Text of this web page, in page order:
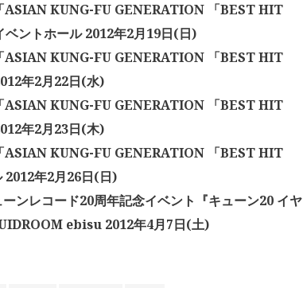
KUNG-FU GENERATION 「BEST HIT
ントホール 2012年2月19日(日)
KUNG-FU GENERATION 「BEST HIT
年2月22日(水)
KUNG-FU GENERATION 「BEST HIT
年2月23日(木)
KUNG-FU GENERATION 「BEST HIT
2012年2月26日(日)
ンレコード20周年記念イベント『キューン20 イヤ
ebisu 2012年4月7日(土)